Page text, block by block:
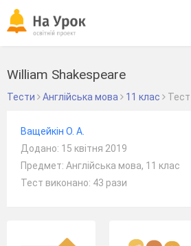
William Shakespeare
Тести Англійська мова 11 клас Тест
Ващейкін О. А.
Додано: 15 квітня 2019
Предмет: Англійська мова, 11 клас
Тест виконано: 43 рази